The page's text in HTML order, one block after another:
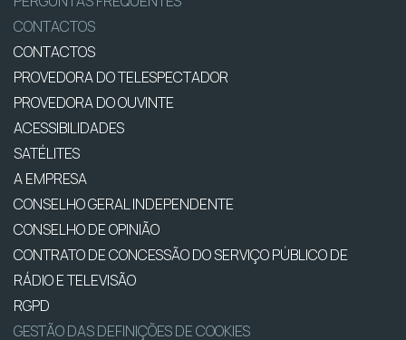
CONTACTOS
CONTACTOS
PROVEDORA DO TELESPECTADOR
PROVEDORA DO OUVINTE
ACESSIBILIDADES
SATÉLITES
A EMPRESA
CONSELHO GERAL INDEPENDENTE
CONSELHO DE OPINIÃO
CONTRATO DE CONCESSÃO DO SERVIÇO PÚBLICO DE
RÁDIO E TELEVISÃO
RGPD
GESTÃO DAS DEFINIÇÕES DE COOKIES